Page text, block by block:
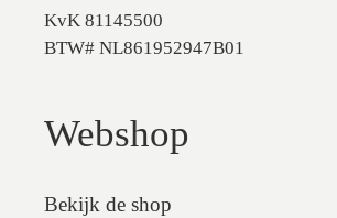
KvK 81145500
BTW# NL861952947B01
Webshop
Bekijk de shop